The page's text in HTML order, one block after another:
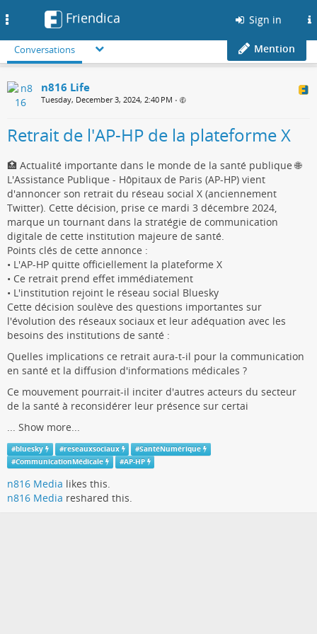
Friendica Sign in
Conversations Mention
n816 Life
Tuesday, December 3, 2024, 2:40 PM •
Retrait de l'AP-HP de la plateforme X
🏥 Actualité importante dans le monde de la santé publique 🌐
L'Assistance Publique - Hôpitaux de Paris (AP-HP) vient
d'annoncer son retrait du réseau social X (anciennement
Twitter). Cette décision, prise ce mardi 3 décembre 2024,
marque un tournant dans la stratégie de communication
digitale de cette institution majeure de santé.
Points clés de cette annonce :
• L'AP-HP quitte officiellement la plateforme X
• Ce retrait prend effet immédiatement
• L'institution rejoint le réseau social Bluesky
Cette décision soulève des questions importantes sur
l'évolution des réseaux sociaux et leur adéquation avec les
besoins des institutions de santé :
Quelles implications ce retrait aura-t-il pour la communication
en santé et la diffusion d'informations médicales ?
Ce mouvement pourrait-il inciter d'autres acteurs du secteur
de la santé à reconsidérer leur présence sur certai
... Show more...
#bluesky #reseauxsociaux #SantéNumérique
#CommunicationMédicale #AP-HP
n816 Media likes this.
n816 Media reshared this.